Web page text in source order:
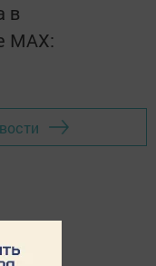
в
MАХ: